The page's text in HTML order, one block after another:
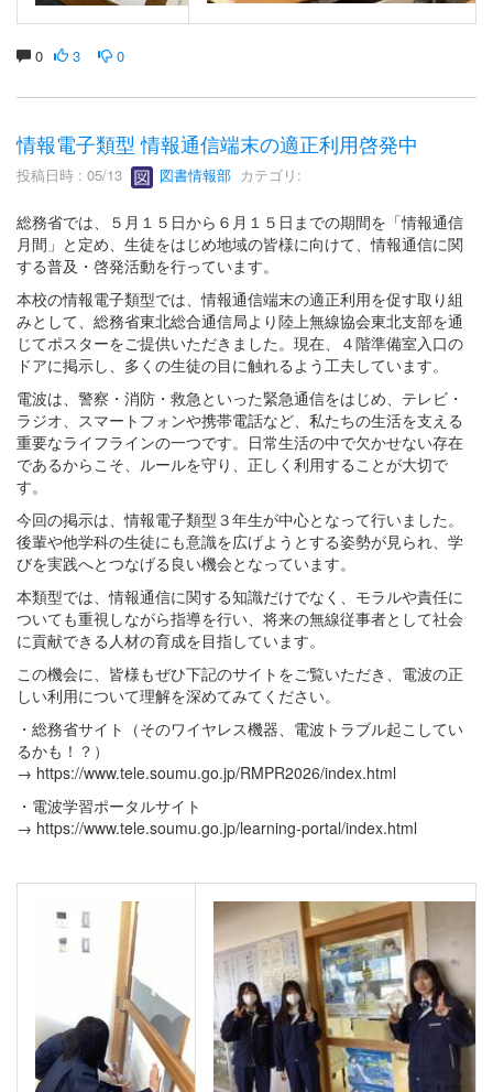
0 3 0
情報電子類型 情報通信端末の適正利用啓発中
投稿日時 : 05/13 図書情報部 カテゴリ:
総務省では、５月１５日から６月１５日までの期間を「情報通信
月間」と定め、生徒をはじめ地域の皆様に向けて、情報通信に関
する普及・啓発活動を行っています。
本校の情報電子類型では、情報通信端末の適正利用を促す取り組
みとして、総務省東北総合通信局より陸上無線協会東北支部を通
じてポスターをご提供いただきました。現在、４階準備室入口の
ドアに掲示し、多くの生徒の目に触れるよう工夫しています。
電波は、警察・消防・救急といった緊急通信をはじめ、テレビ・
ラジオ、スマートフォンや携帯電話など、私たちの生活を支える
重要なライフラインの一つです。日常生活の中で欠かせない存在
であるからこそ、ルールを守り、正しく利用することが大切で
す。
今回の掲示は、情報電子類型３年生が中心となって行いました。
後輩や他学科の生徒にも意識を広げようとする姿勢が見られ、学
びを実践へとつなげる良い機会となっています。
本類型では、情報通信に関する知識だけでなく、モラルや責任に
ついても重視しながら指導を行い、将来の無線従事者として社会
に貢献できる人材の育成を目指しています。
この機会に、皆様もぜひ下記のサイトをご覧いただき、電波の正
しい利用について理解を深めてみてください。
・総務省サイト（そのワイヤレス機器、電波トラブル起こしてい
るかも！？）
→ https://www.tele.soumu.go.jp/RMPR2026/index.html
・電波学習ポータルサイト
→ https://www.tele.soumu.go.jp/learning-portal/index.html